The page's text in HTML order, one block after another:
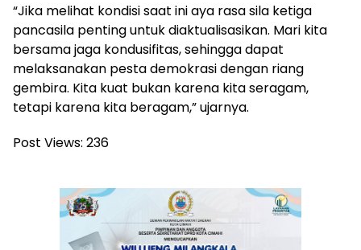
“Jika melihat kondisi saat ini aya rasa sila ketiga
pancasila penting untuk diaktualisasikan. Mari kita
bersama jaga kondusifitas, sehingga dapat
melaksanakan pesta demokrasi dengan riang
gembira. Kita kuat bukan karena kita seragam,
tetapi karena kita beragam,” ujarnya.
Post Views: 236